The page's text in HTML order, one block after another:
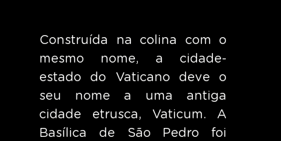
Construída na colina com o
mesmo nome, a cidade-
estado do Vaticano deve o
seu nome a uma antiga
cidade etrusca, Vaticum. A
Basílica de São Pedro foi